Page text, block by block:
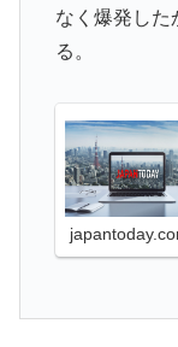
揺れの中でも
てしまった
事態に
外国人「米・
えないなら何
▶
海外「まる
▶ 韓国人「世
なく爆発した
る。